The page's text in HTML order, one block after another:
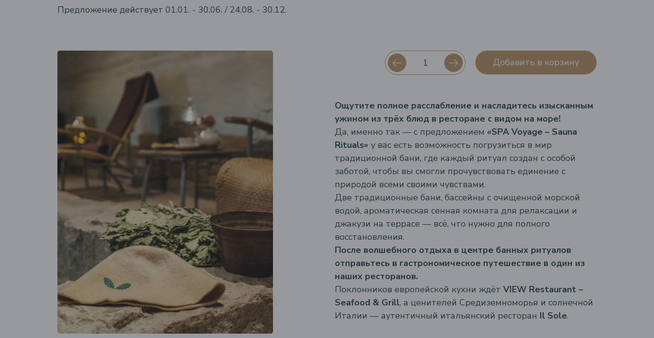
Предложение действует 01.01. - 30.06. / 24.08. - 30.12.
Добавить в корзину
Ощутите полное расслабление и насладитесь изысканным
ужином из трёх блюд в ресторане с видом на море!
Да, именно так — с предложением «SPA Voyage – Sauna
Rituals» у вас есть возможность погрузиться в мир
традиционной бани, где каждый ритуал создан с особой
заботой, чтобы вы смогли прочувствовать единение с
природой всеми своими чувствами.
Две традиционные бани, бассейны с очищенной морской
водой, ароматическая сенная комната для релаксации и
джакузи на террасе — всё, что нужно для полного
восстановления.
После волшебного отдыха в центре банных ритуалов
отправьтесь в гастрономическое путешествие в один из
наших ресторанов.
Поклонников европейской кухни ждёт VIEW Restaurant –
Seafood & Grill, а ценителей Средиземноморья и солнечной
Италии — аутентичный итальянский ресторан Il Sole.